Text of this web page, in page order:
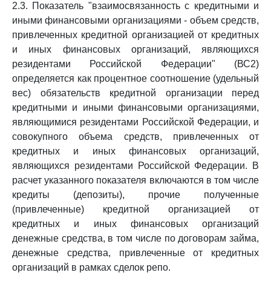
2.3. Показатель "взаимосвязанность с кредитными и
иными финансовыми организациями - объем средств,
привлеченных кредитной организацией от кредитных
и иных финансовых организаций, являющихся
резидентами Российской Федерации" (ВС2)
определяется как процентное соотношение (удельный
вес) обязательств кредитной организации перед
кредитными и иными финансовыми организациями,
являющимися резидентами Российской Федерации, и
совокупного объема средств, привлеченных от
кредитных и иных финансовых организаций,
являющихся резидентами Российской Федерации. В
расчет указанного показателя включаются в том числе
кредиты (депозиты), прочие полученные
(привлеченные) кредитной организацией от
кредитных и иных финансовых организаций
денежные средства, в том числе по договорам займа,
денежные средства, привлеченные от кредитных
организаций в рамках сделок репо.